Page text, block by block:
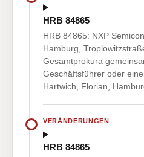
HRB 84865
HRB 84865: NXP
Hamburg,
Gesamtprokura
Geschäftsführer oder
Hartwich, Florian,
VERÄNDERUNGEN
HRB 84865